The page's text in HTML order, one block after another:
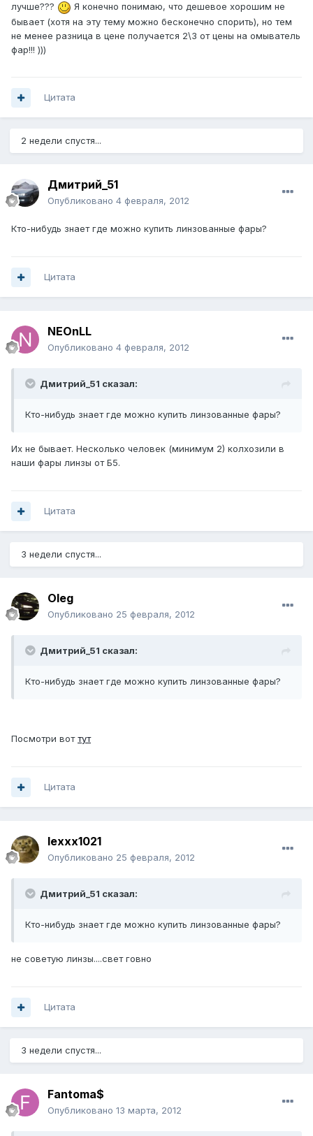
лучше???
Я конечно понимаю, что дешевое хорошим не
бывает (хотя на эту тему можно бесконечно спорить), но тем
не менее разница в цене получается 2\3 от цены на омыватель
фар!!! )))
Цитата
2 недели спустя...
Дмитрий_51
Опубликовано 4 февраля, 2012
Кто-нибудь знает где можно купить линзованные фары?
Цитата
NEOnLL
Опубликовано 4 февраля, 2012
Дмитрий_51 сказал:
Кто-нибудь знает где можно купить линзованные фары?
Их не бывает. Несколько человек (минимум 2) колхозили в
наши фары линзы от Б5.
Цитата
3 недели спустя...
Oleg
Опубликовано 25 февраля, 2012
Дмитрий_51 сказал:
Кто-нибудь знает где можно купить линзованные фары?
Посмотри воттут
Цитата
lexxx1021
Опубликовано 25 февраля, 2012
Дмитрий_51 сказал:
Кто-нибудь знает где можно купить линзованные фары?
не советую линзы....свет говно
Цитата
3 недели спустя...
Fantoma$
Опубликовано 13 марта, 2012